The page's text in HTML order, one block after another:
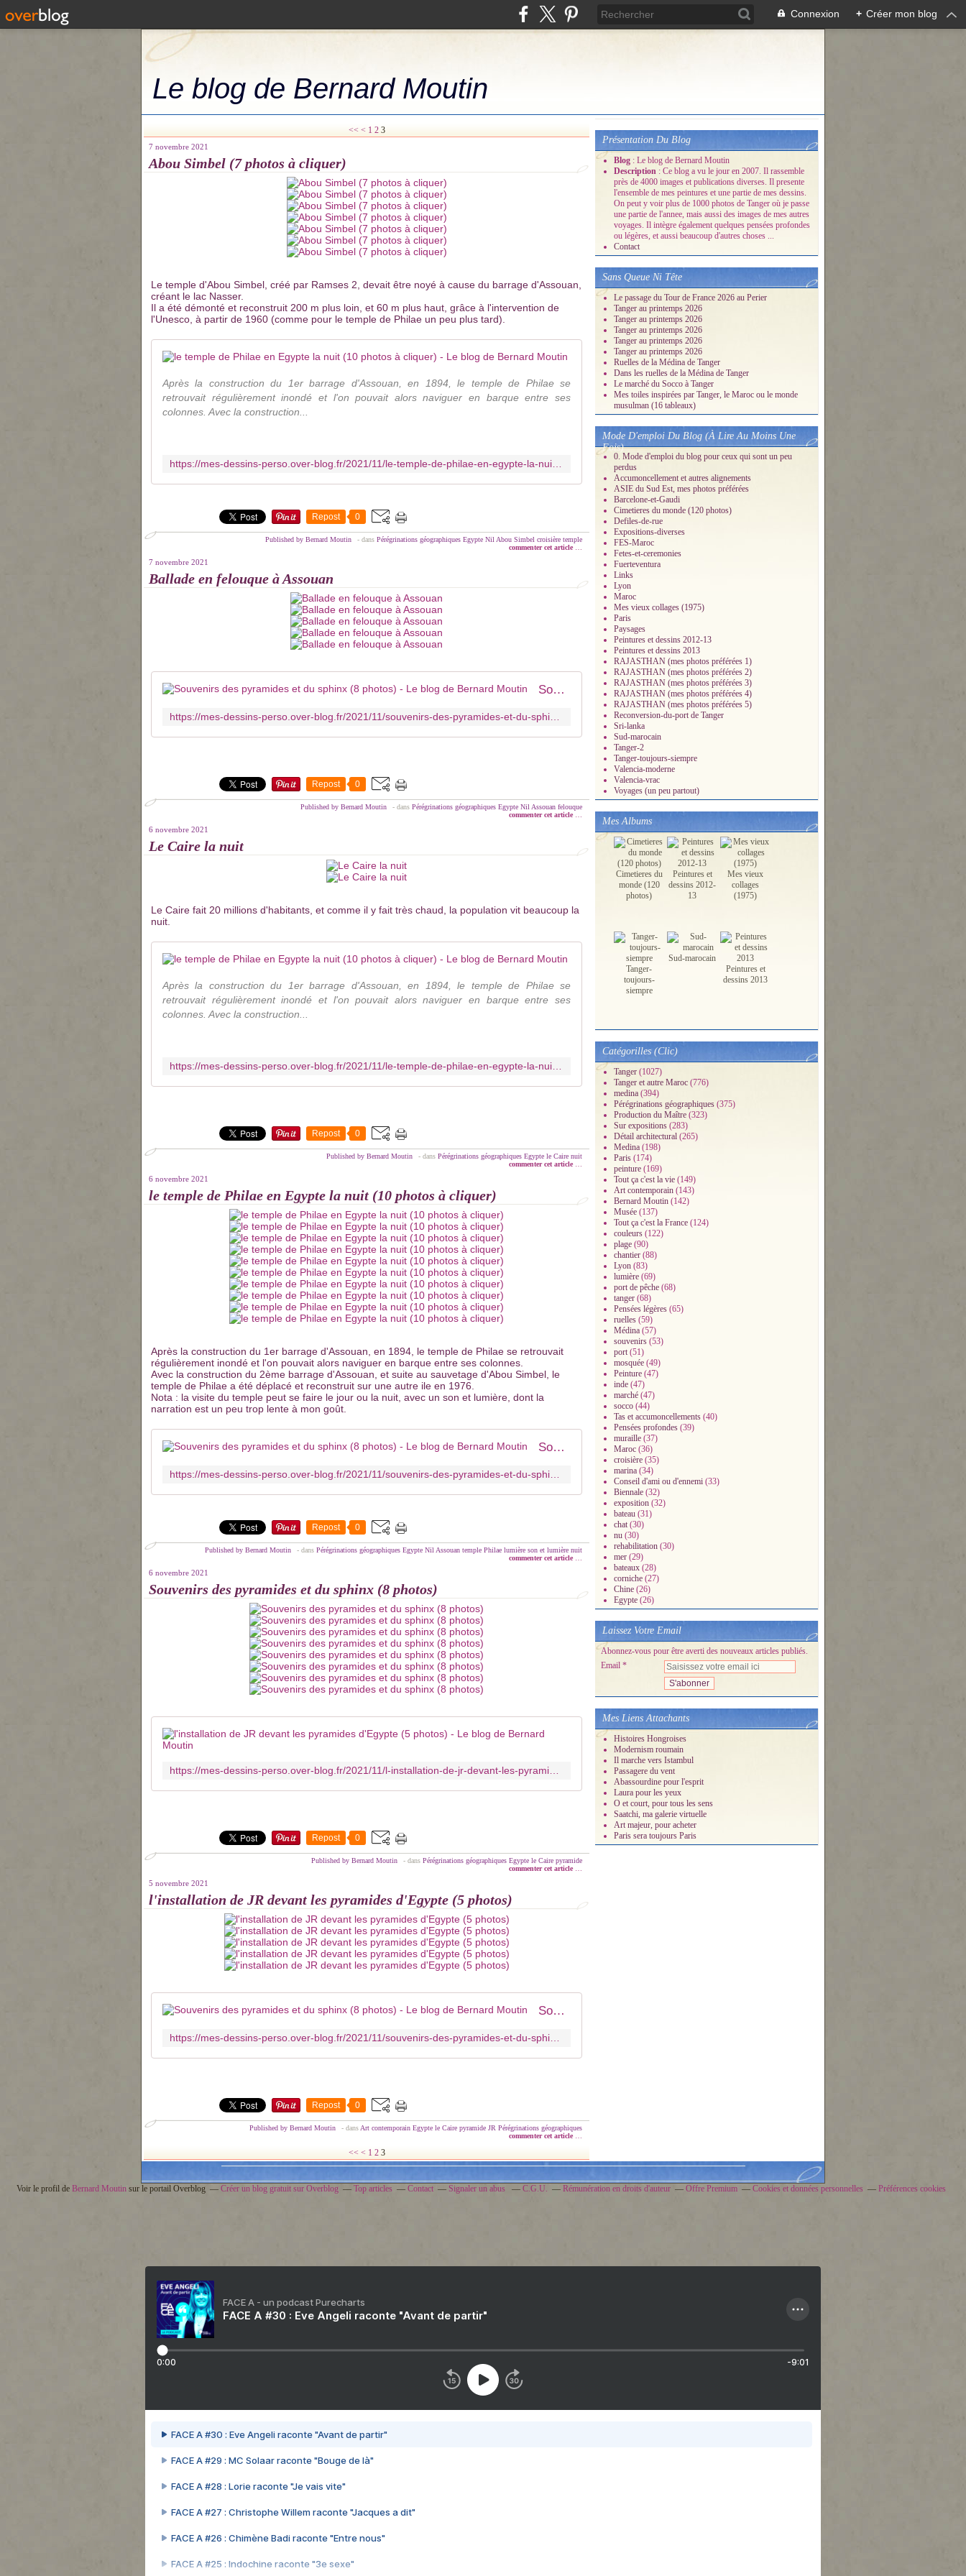
Connexion + Créer mon blog
Le blog de Bernard Moutin
<< < 1 2 3
7 novembre 2021
Abou Simbel (7 photos à cliquer)
Le temple d'Abou Simbel, créé par Ramses 2, devait être noyé à cause du barrage d'Assouan,
créant le lac Nasser.
Il a été démonté et reconstruit 200 m plus loin, et 60 m plus haut, grâce à l'intervention de
l'Unesco, à partir de 1960 (comme pour le temple de Philae un peu plus tard).
le temple de Philae en Egypte la nuit (10 photos à cliquer) - Le blog de
Après la construction du 1er barrage d'Assouan, en 1894, le temple de Philae se
retrouvait régulièrement inondé et l'on pouvait alors naviguer en barque entre ses
colonnes. Avec la construction...
Repost 0
Published by Bernard Moutin - dans Pérégrinations géographiques Egypte Nil Abou Simbel croisière temple
commenter cet article
7 novembre 2021
Ballade en felouque à Assouan
Souvenirs des pyramides et du sphinx (8 photos) - Le blog de Bernard Moutin
Repost 0
Published by Bernard Moutin - dans Pérégrinations géographiques Egypte Nil Assouan felouque
commenter cet article
6 novembre 2021
Le Caire la nuit
Le Caire fait 20 millions d'habitants, et comme il y fait très chaud, la population vit beaucoup la
nuit.
le temple de Philae en Egypte la nuit (10 photos à cliquer) - Le blog de
Après la construction du 1er barrage d'Assouan, en 1894, le temple de Philae se
retrouvait régulièrement inondé et l'on pouvait alors naviguer en barque entre ses
colonnes. Avec la construction...
Repost 0
Published by Bernard Moutin - dans Pérégrinations géographiques Egypte le Caire nuit
commenter cet article
6 novembre 2021
le temple de Philae en Egypte la nuit (10 photos à cliquer)
Après la construction du 1er barrage d'Assouan, en 1894, le temple de Philae se retrouvait
régulièrement inondé et l'on pouvait alors naviguer en barque entre ses colonnes.
Avec la construction du 2ème barrage d'Assouan, et suite au sauvetage d'Abou Simbel, le
temple de Philae a été déplacé et reconstruit sur une autre ile en 1976.
Nota : la visite du temple peut se faire le jour ou la nuit, avec un son et lumière, dont la
narration est un peu trop lente à mon goût.
Souvenirs des pyramides et du sphinx (8 photos) - Le blog de Bernard Moutin
Repost 0
Published by Bernard Moutin - dans Pérégrinations géographiques Egypte Nil Assouan temple Philae lumière son et lumière nuit
commenter cet article
6 novembre 2021
Souvenirs des pyramides et du sphinx (8 photos)
l'installation de JR devant les pyramides d'Egypte (5 photos) - Le blog
Repost 0
Published by Bernard Moutin - dans Pérégrinations géographiques Egypte le Caire pyramide
commenter cet article
5 novembre 2021
l'installation de JR devant les pyramides d'Egypte (5 photos)
Souvenirs des pyramides et du sphinx (8 photos) - Le blog de Bernard Moutin
Repost 0
Published by Bernard Moutin - dans Art contemporain Egypte le Caire pyramide JR Pérégrinations géographiques
commenter cet article
<< < 1 2 3
Présentation Du Blog
Blog : Le blog de Bernard Moutin
Description : Ce blog a vu le jour en 2007. Il rassemble
près de 4000 images et publications diverses. Il presente
l'ensemble de mes peintures et une partie de mes dessins.
On peut y voir plus de 1000 photos de Tanger où je passe
une partie de l'annee, mais aussi des images de mes autres
voyages. Il intègre également quelques pensées profondes
ou légères, et aussi beaucoup d'autres choses ...
Contact
Sans Queue Ni Tête
Le passage du Tour de France 2026 au Perier
Tanger au printemps 2026
Tanger au printemps 2026
Tanger au printemps 2026
Tanger au printemps 2026
Tanger au printemps 2026
Ruelles de la Médina de Tanger
Dans les ruelles de la Médina de Tanger
Le marché du Socco à Tanger
Mes toiles inspirées par Tanger, le Maroc ou le monde
musulman (16 tableaux)
Mode D'emploi Du Blog (À Lire Au Moins Une
Fois)
0. Mode d'emploi du blog pour ceux qui sont un peu
perdus
Accumoncellement et autres alignements
ASIE du Sud Est, mes photos préférées
Barcelone-et-Gaudi
Cimetieres du monde (120 photos)
Defiles-de-rue
Expositions-diverses
FES-Maroc
Fetes-et-ceremonies
Fuerteventura
Links
Lyon
Maroc
Mes vieux collages (1975)
Paris
Paysages
Peintures et dessins 2012-13
Peintures et dessins 2013
RAJASTHAN (mes photos préférées 1)
RAJASTHAN (mes photos préférées 2)
RAJASTHAN (mes photos préférées 3)
RAJASTHAN (mes photos préférées 4)
RAJASTHAN (mes photos préférées 5)
Reconversion-du-port de Tanger
Sri-lanka
Sud-marocain
Tanger-2
Tanger-toujours-siempre
Valencia-moderne
Valencia-vrac
Voyages (un peu partout)
Mes Albums
Cimetieres du
monde (120
photos)
Peintures et
dessins 2012-
13
Mes vieux
collages
(1975)
Tanger-
toujours-
siempre
Sud-marocain
Peintures et
dessins 2013
Catégorilles (Clic)
Tanger (1027)
Tanger et autre Maroc (776)
medina (394)
Pérégrinations géographiques (375)
Production du Maître (323)
Sur expositions (283)
Détail architectural (265)
Medina (198)
Paris (174)
peinture (169)
Tout ça c'est la vie (149)
Art contemporain (143)
Bernard Moutin (142)
Musée (137)
Tout ça c'est la France (124)
couleurs (122)
plage (90)
chantier (88)
Lyon (83)
lumière (69)
port de pêche (68)
tanger (68)
Pensées légères (65)
ruelles (59)
Médina (57)
souvenirs (53)
port(51)
mosquée (49)
Peinture (47)
inde (47)
marché (47)
socco (44)
Tas et accumoncellements (40)
Pensées profondes (39)
muraille (37)
Maroc (36)
croisière (35)
marina (34)
Conseil d'ami ou d'ennemi (33)
Biennale (32)
exposition (32)
bateau (31)
chat(30)
nu (30)
rehabilitation (30)
mer (29)
bateaux (28)
corniche (27)
Chine (26)
Egypte (26)
Laissez Votre Email
Abonnez-vous pour être averti des nouveaux articles publiés.
Email
Mes Liens Attachants
Histoires Hongroises
Modernism roumain
Il marche vers Istambul
Passagere du vent
Abassourdine pour l'esprit
Laura pour les yeux
O et court, pour tous les sens
Saatchi, ma galerie virtuelle
Art majeur, pour acheter
Paris sera toujours Paris
Voir le profil de Bernard Moutinsur le portail Overblog Créer un blog gratuit sur Overblog Top articles Contact Signaler un abus C.G.U. Rémunération en droits d'auteur Offre Premium Cookies et données personnelles Préférences cookies
FACE A - un podcast Purecharts
FACE A #30 : Eve Angeli raconte "Avant de partir"
0:00 -9:01
FACE A #30 : Eve Angeli raconte "Avant de partir"
FACE A #29 : MC Solaar raconte "Bouge de là"
FACE A #28 : Lorie raconte "Je vais vite"
FACE A #27 : Christophe Willem raconte "Jacques a dit"
FACE A #26 : Chimène Badi raconte "Entre nous"
FACE A #25 : Indochine raconte "3e sexe"